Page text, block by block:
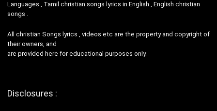
Languages , Tamil christian songs lyrics in English , English christian
songs .
All christian Songs lyrics , videos etc are the property and copyright of
their owners, and
are provided here for educational purposes only.
Disclosures :